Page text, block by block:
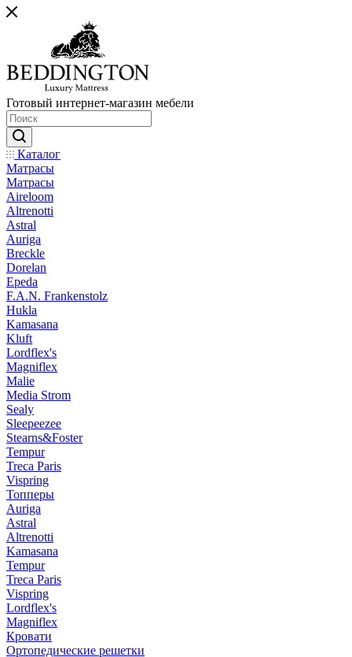
Готовый интернет-магазин мебели
Каталог
Матрасы
Матрасы
Aireloom
Altrenotti
Astral
Auriga
Breckle
Dorelan
Epeda
F.A.N. Frankenstolz
Hukla
Kamasana
Kluft
Lordflex's
Magniflex
Malie
Media Strom
Sealy
Sleepeezee
Stearns&Foster
Tempur
Treca Paris
Vispring
Топперы
Auriga
Astral
Altrenotti
Kamasana
Tempur
Treca Paris
Vispring
Lordflex's
Magniflex
Кровати
Ортопедические решетки